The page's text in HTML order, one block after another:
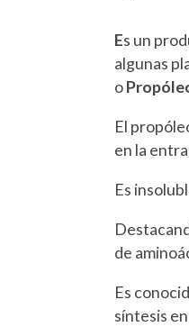
Es un
algunas
o
El
en la
Es
de
Es
síntesis